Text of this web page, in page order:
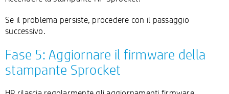
Se il problema persiste, procedere con il passaggio
successivo.
Fase 5: Aggiornare il firmware della
stampante Sprocket